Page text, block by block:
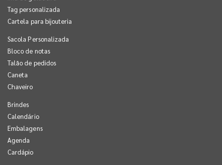
Tag personalizada
Cartela para bijouteria
Sacola Personalizada
Bloco de notas
Talão de pedidos
Caneta
Chaveiro
Brindes
Calendário
Embalagens
Agenda
Cardápio